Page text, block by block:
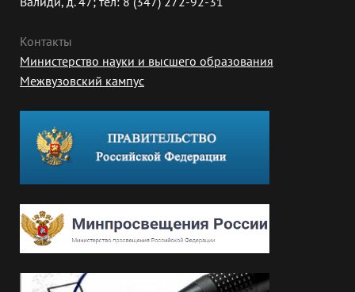
Контакты
Министерство науки и высшего образования
Межвузовский кампус